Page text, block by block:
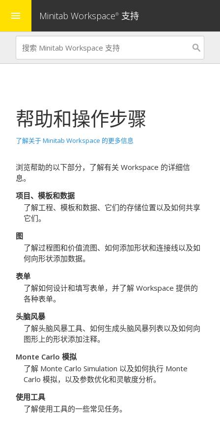
menu Minitab Workspace® 支持
帮助和操作步骤
了解关于 Minitab Workspace 的更多信息
浏览帮助的以下部分，了解有关 Workspace 的详细信
息。
项目、模板和数据
了解工程、模板和数据、它们的存储位置以及如何共享
它们。
图
了解过程图和价值流图、如何添加形状和连接线以及如
何向形状添加数据。
表单
了解如何设计和填写表单，并了解 Workspace 提供的
各种表单。
头脑风暴
了解头脑风暴工具、如何生成头脑风暴列表以及如何向
图形上的形状添加注释。
Monte Carlo 模拟
了解 Monte Carlo Simulation 以及如何执行 Monte
Carlo 模拟，以及参数优化和灵敏度分析。
使用工具
了解使用工具的一些常见任务。